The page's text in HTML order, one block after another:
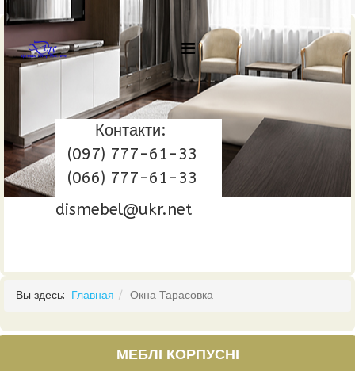
Контакти:
(097) 777-61-33
(066) 777-61-33
dismebel@ukr.net
Вы здесь: Главная Окна Тарасовка
МЕБЛІ КОРПУСНІ